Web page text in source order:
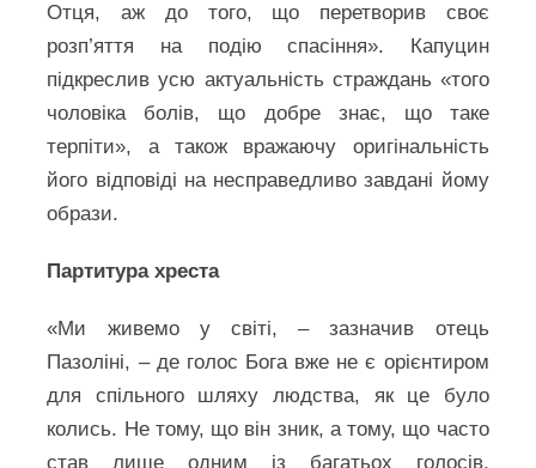
Отця, аж до того, що перетворив своє
розп’яття на подію спасіння». Капуцин
підкреслив усю актуальність страждань «того
чоловіка болів, що добре знає, що таке
терпіти», а також вражаючу оригінальність
його відповіді на несправедливо завдані йому
образи.
Партитура хреста
«Ми живемо у світі, – зазначив отець
Пазоліні, – де голос Бога вже не є орієнтиром
для спільного шляху людства, як це було
колись. Не тому, що він зник, а тому, що часто
став лише одним із багатьох голосів,